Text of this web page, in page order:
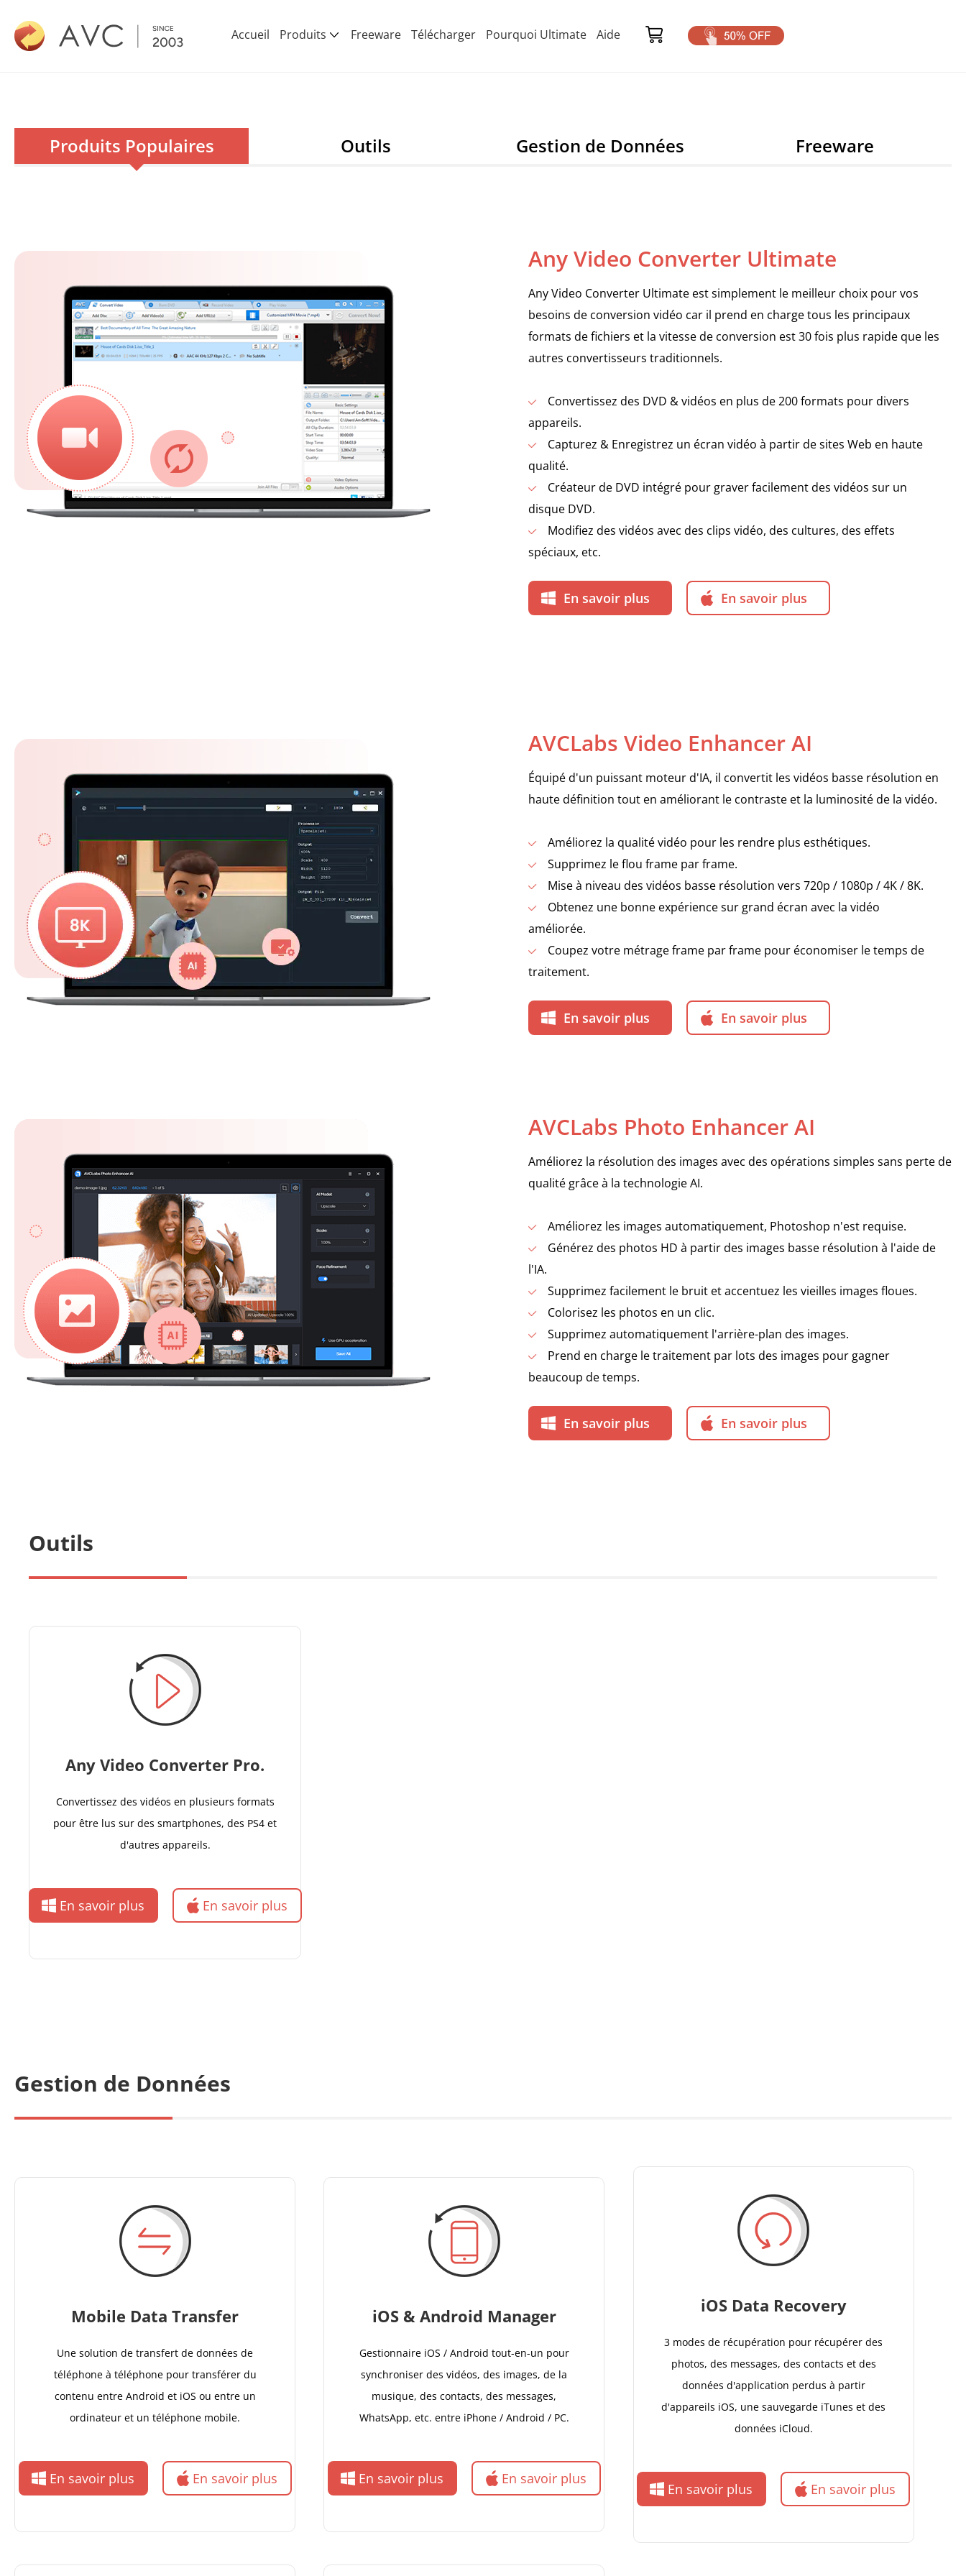
Accueil Produits Freeware Télécharger Pourquoi Ultimate Aide
Produits Populaires Outils Gestion de Données Freeware
Any Video Converter Ultimate
Any Video Converter Ultimate est simplement le meilleur choix pour vos
besoins de conversion vidéo car il prend en charge tous les principaux
formats de fichiers et la vitesse de conversion est 30 fois plus rapide que les
autres convertisseurs traditionnels.
Convertissez des DVD & vidéos en plus de 200 formats pour divers
appareils.
Capturez & Enregistrez un écran vidéo à partir de sites Web en haute
qualité.
Créateur de DVD intégré pour graver facilement des vidéos sur un
disque DVD.
Modifiez des vidéos avec des clips vidéo, des cultures, des effets
spéciaux, etc.
En savoir plus En savoir plus
AVCLabs Video Enhancer AI
Équipé d'un puissant moteur d'IA, il convertit les vidéos basse résolution en
haute définition tout en améliorant le contraste et la luminosité de la vidéo.
Améliorez la qualité vidéo pour les rendre plus esthétiques.
Supprimez le flou frame par frame.
Mise à niveau des vidéos basse résolution vers 720p / 1080p / 4K / 8K.
Obtenez une bonne expérience sur grand écran avec la vidéo
améliorée.
Coupez votre métrage frame par frame pour économiser le temps de
traitement.
En savoir plus En savoir plus
AVCLabs Photo Enhancer AI
Améliorez la résolution des images avec des opérations simples sans perte de
qualité grâce à la technologie AI.
Améliorez les images automatiquement, Photoshop n'est requise.
Générez des photos HD à partir des images basse résolution à l'aide de
l'IA.
Supprimez facilement le bruit et accentuez les vieilles images floues.
Colorisez les photos en un clic.
Supprimez automatiquement l'arrière-plan des images.
Prend en charge le traitement par lots des images pour gagner
beaucoup de temps.
En savoir plus En savoir plus
Outils
Any Video Converter Pro.
Convertissez des vidéos en plusieurs formats
pour être lus sur des smartphones, des PS4 et
d'autres appareils.
En savoir plus En savoir plus
Gestion de Données
Mobile Data Transfer
Une solution de transfert de données de
téléphone à téléphone pour transférer du
contenu entre Android et iOS ou entre un
ordinateur et un téléphone mobile.
En savoir plus En savoir plus
iOS & Android Manager
Gestionnaire iOS / Android tout-en-un pour
synchroniser des vidéos, des images, de la
musique, des contacts, des messages,
WhatsApp, etc. entre iPhone / Android / PC.
En savoir plus En savoir plus
iOS Data Recovery
3 modes de récupération pour récupérer des
photos, des messages, des contacts et des
données d'application perdus à partir
d'appareils iOS, une sauvegarde iTunes et des
données iCloud.
En savoir plus En savoir plus